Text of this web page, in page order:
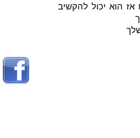
הוא יכול להקשיב